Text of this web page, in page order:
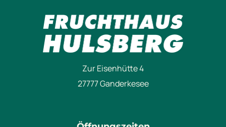
Zur Eisenhütte 4
27777 Ganderkesee